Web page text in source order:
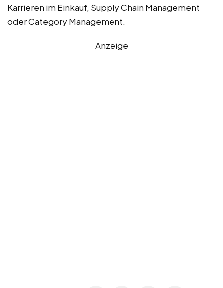
Karrieren im Einkauf, Supply Chain Management
oder Category Management.
Anzeige